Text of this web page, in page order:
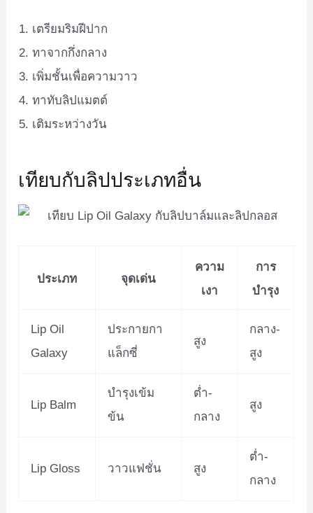
เตรียมริมฝีปาก
ทาจากกึ่งกลาง
เพิ่มชั้นเพื่อความวาว
ทาทับลิปแมตต์
เติมระหว่างวัน
เทียบกับลิปประเภทอื่น
ประเภท จุดเด่น
ความ
เงา
การ
บำรุง
Lip Oil
Galaxy
ประกายกา
แล็กซี่
สูง
กลาง-
สูง
Lip Balm
บำรุงเข้ม
ข้น
ต่ำ-
กลาง
สูง
Lip Gloss วาวแฟชั่น สูง
ต่ำ-
กลาง